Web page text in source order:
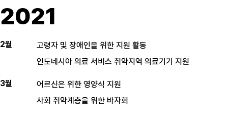
2021
2월
고령자 및 장애인을 위한 지원 활동
인도네시아 의료 서비스 취약지역 의료기기 지원
3월
어르신은 위한 영양식 지원
사회 취약계층을 위한 바자회